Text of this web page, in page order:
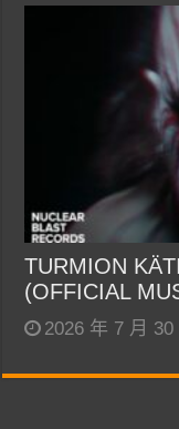
TURMION
(OFFICIAL
2026 年 7 月 30